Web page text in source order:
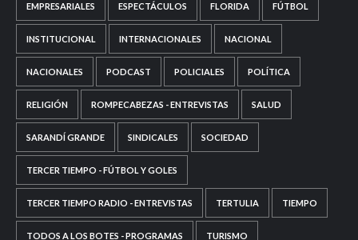
EMPRESARIALES ESPECTÁCULOS FLORIDA FÚTBOL
INSTITUCIONAL INTERNACIONALES NACIONAL
NACIONALES PODCAST POLICIALES POLÍTICA
RELIGIÓN ROMPECABEZAS - ENTREVISTAS SALUD
SARANDÍ GRANDE SINDICALES SOCIEDAD
TERCER TIEMPO - FÚTBOL Y GOLES
TERCER TIEMPO RADIO - ENTREVISTAS TERTULIA TIEMPO
TODOS A LOS BOTES - PROGRAMAS TURISMO